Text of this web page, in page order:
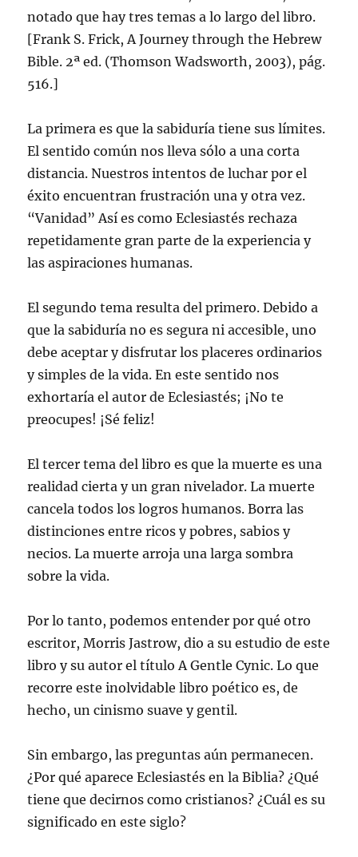
notado que hay tres temas a lo largo del libro.
[Frank S. Frick, A Journey through the Hebrew
Bible. 2ª ed. (Thomson Wadsworth, 2003), pág.
516.]
La primera es que la sabiduría tiene sus límites.
El sentido común nos lleva sólo a una corta
distancia. Nuestros intentos de luchar por el
éxito encuentran frustración una y otra vez.
“Vanidad” Así es como Eclesiastés rechaza
repetidamente gran parte de la experiencia y
las aspiraciones humanas.
El segundo tema resulta del primero. Debido a
que la sabiduría no es segura ni accesible, uno
debe aceptar y disfrutar los placeres ordinarios
y simples de la vida. En este sentido nos
exhortaría el autor de Eclesiastés; ¡No te
preocupes! ¡Sé feliz!
El tercer tema del libro es que la muerte es una
realidad cierta y un gran nivelador. La muerte
cancela todos los logros humanos. Borra las
distinciones entre ricos y pobres, sabios y
necios. La muerte arroja una larga sombra
sobre la vida.
Por lo tanto, podemos entender por qué otro
escritor, Morris Jastrow, dio a su estudio de este
libro y su autor el título A Gentle Cynic. Lo que
recorre este inolvidable libro poético es, de
hecho, un cinismo suave y gentil.
Sin embargo, las preguntas aún permanecen.
¿Por qué aparece Eclesiastés en la Biblia? ¿Qué
tiene que decirnos como cristianos? ¿Cuál es su
significado en este siglo?